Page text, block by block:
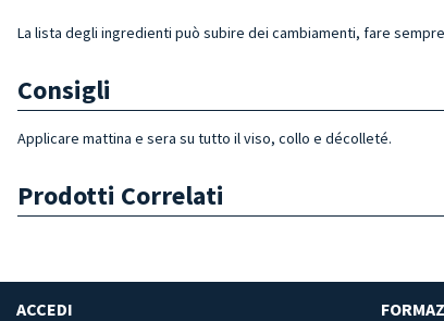
La lista degli ingredienti può subire dei cambiamenti, fare
Consigli
Applicare mattina e sera su tutto il viso, collo e décolleté.
Prodotti Correlati
ACCEDI